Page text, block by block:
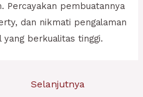
Percayakan pembuatannya
dan nikmati pengalaman
yang berkualitas tinggi.
Selanjutnya